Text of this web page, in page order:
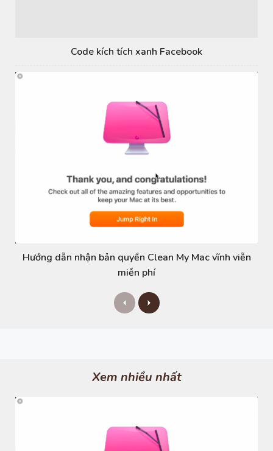
Code kích tích xanh Facebook
Hướng dẫn nhận bản quyền Clean My Mac vĩnh viễn
miễn phí
P
r
s
N
e
Xem nhiều nhất